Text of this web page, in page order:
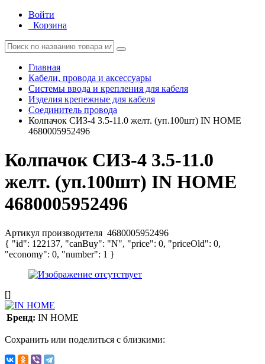
Войти
Корзина
Главная
Кабели, провода и аксессуары
Системы ввода и крепления для кабеля
Изделия крепежные для кабеля
Соединитель провода
Колпачок СИЗ-4 3.5-11.0 желт. (уп.100шт) IN HOME
4680005952496
Колпачок СИЗ-4 3.5-11.0
желт. (уп.100шт) IN HOME
4680005952496
Артикул производителя 4680005952496
{ "id": 122137, "canBuy": "N", "price": 0, "priceOld": 0,
"economy": 0, "number": 1 }
[]
Бренд: IN HOME
Сохранить или поделиться с близкими: